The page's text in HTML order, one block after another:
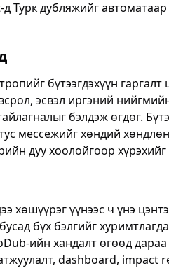
Турк дубляжийг автоматаар
бүтээгдэхүүн гаргалт
эсвэл иргэний
бэлдэж өгдөг.
мессежийг хөндий
дуу хоолойгоор хүрэхийг
хөшүүрэг үүнээс ч үнэ
бүх бэлгийг
ийн хандалт өгөөд
dashboard, impact